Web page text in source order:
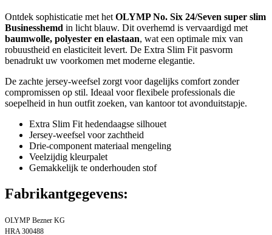
Ontdek sophisticatie met het OLYMP No. Six 24/Seven super slim
Businesshemd in licht blauw. Dit overhemd is vervaardigd met
baumwolle, polyester en elastaan, wat een optimale mix van
robuustheid en elasticiteit levert. De Extra Slim Fit pasvorm
benadrukt uw voorkomen met moderne elegantie.
De zachte jersey-weefsel zorgt voor dagelijks comfort zonder
compromissen op stil. Ideaal voor flexibele professionals die
soepelheid in hun outfit zoeken, van kantoor tot avonduitstapje.
Extra Slim Fit hedendaagse silhouet
Jersey-weefsel voor zachtheid
Drie-component materiaal mengeling
Veelzijdig kleurpalet
Gemakkelijk te onderhouden stof
Fabrikantgegevens:
OLYMP Bezner KG
HRA 300488